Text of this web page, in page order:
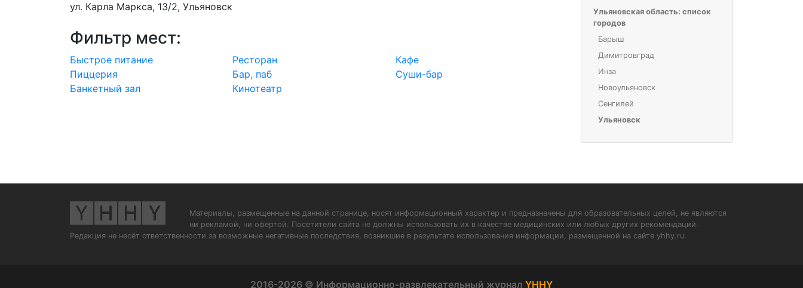
ул. Карла Маркса, 13/2, Ульяновск
Фильтр мест:
Быстрое питание Ресторан
Кафе
Пиццерия
Бар, паб
Суши-бар
Банкетный зал
Кинотеатр
Ульяновская область: список
городов
Барыш
Димитровград
Инза
Новоульяновск
Сенгилей
Ульяновск
Материалы, размещенные на данной странице, носят информационный характер и предназначены для образовательных целей, не являются
ни рекламой, ни офертой. Посетители сайта не должны использовать их в качестве медицинских или любых других рекомендаций.
Редакция не несёт ответственности за возможные негативные последствия, возникшие в результате использования информации, размещенной на сайте yhhy.ru.
2016-2026 © Информационно-развлекательный журнал YHHY